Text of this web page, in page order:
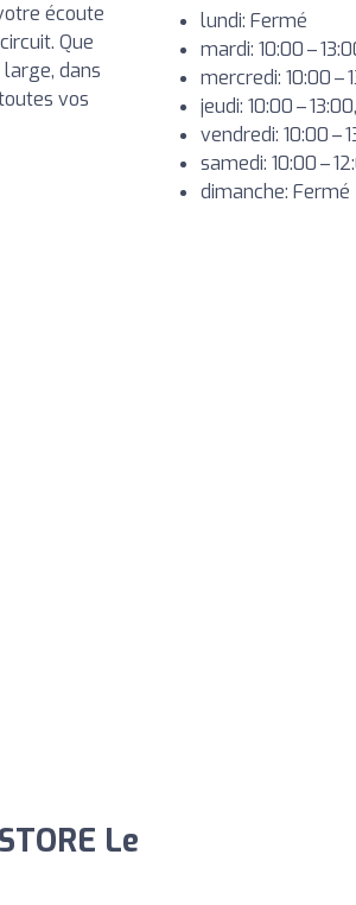
écoute
Que
dans
vos
lundi: Fermé
mardi: 10:00 –
mercredi: 10:00 –
jeudi: 10:00 –
vendredi: 10:00 –
samedi: 10:00 –
dimanche: Fermé
Le